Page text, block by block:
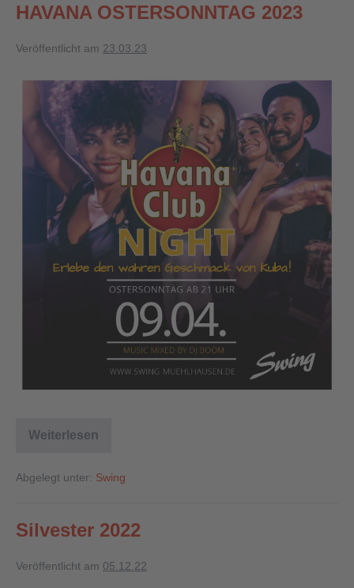
HAVANA OSTERSONNTAG 2023
Veröffentlicht am 23.03.23
Weiterlesen
Abgelegt unter: Swing
Silvester 2022
Veröffentlicht am 05.12.22